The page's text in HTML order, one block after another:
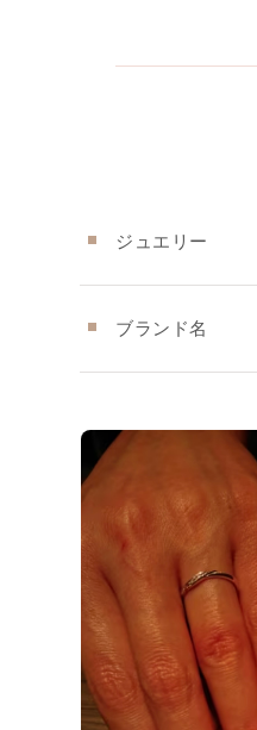
ジュエリー
ブランド名